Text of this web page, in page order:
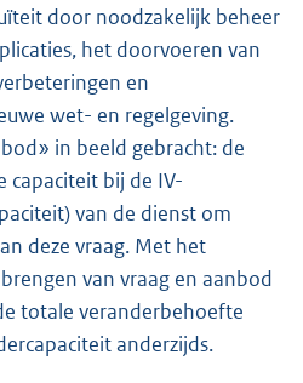
door noodzakelijk beheer
het doorvoeren van
en
wet- en regelgeving.
in beeld gebracht: de
capaciteit bij de IV-
van de dienst om
deze vraag. Met het
van vraag en aanbod
totale veranderbehoefte
anderzijds.